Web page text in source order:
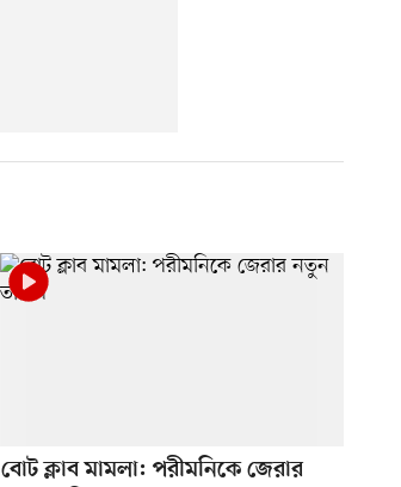
বোট ক্লাব মামলা: পরীমনিকে জেরার